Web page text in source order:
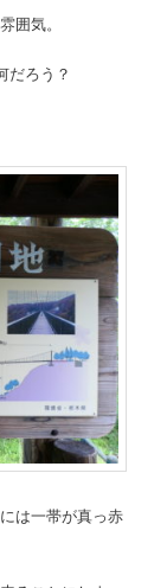
囲気。
だろう？
は一帯が真っ赤